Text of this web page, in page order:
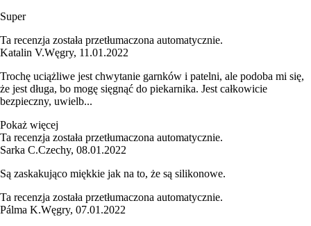
Super
Ta recenzja została przetłumaczona automatycznie.
Katalin V.Węgry, 11.01.2022
Trochę uciążliwe jest chwytanie garnków i patelni, ale podoba mi się,
że jest długa, bo mogę sięgnąć do piekarnika. Jest całkowicie
bezpieczny, uwielb...
Pokaż więcej
Ta recenzja została przetłumaczona automatycznie.
Sarka C.Czechy, 08.01.2022
Są zaskakująco miękkie jak na to, że są silikonowe.
Ta recenzja została przetłumaczona automatycznie.
Pálma K.Węgry, 07.01.2022